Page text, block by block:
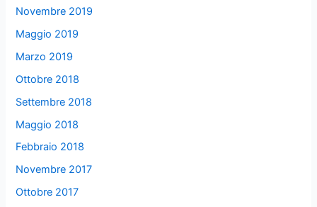
Novembre 2019
Maggio 2019
Marzo 2019
Ottobre 2018
Settembre 2018
Maggio 2018
Febbraio 2018
Novembre 2017
Ottobre 2017